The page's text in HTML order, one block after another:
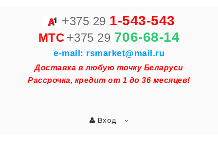
+375 29 1-543-543
MTC+375 29 706-68-14
e-mail: rsmarket@mail.ru
Доставка в любую точку Беларуси
Рассрочка, кредит от 1 до 36 месяцев!
Вход